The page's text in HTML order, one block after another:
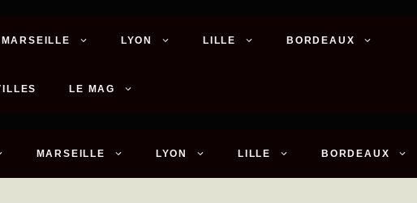
MARSEILLE LYON LILLE BORDEAUX
LE MAG
MARSEILLE LYON LILLE BORDEAUX